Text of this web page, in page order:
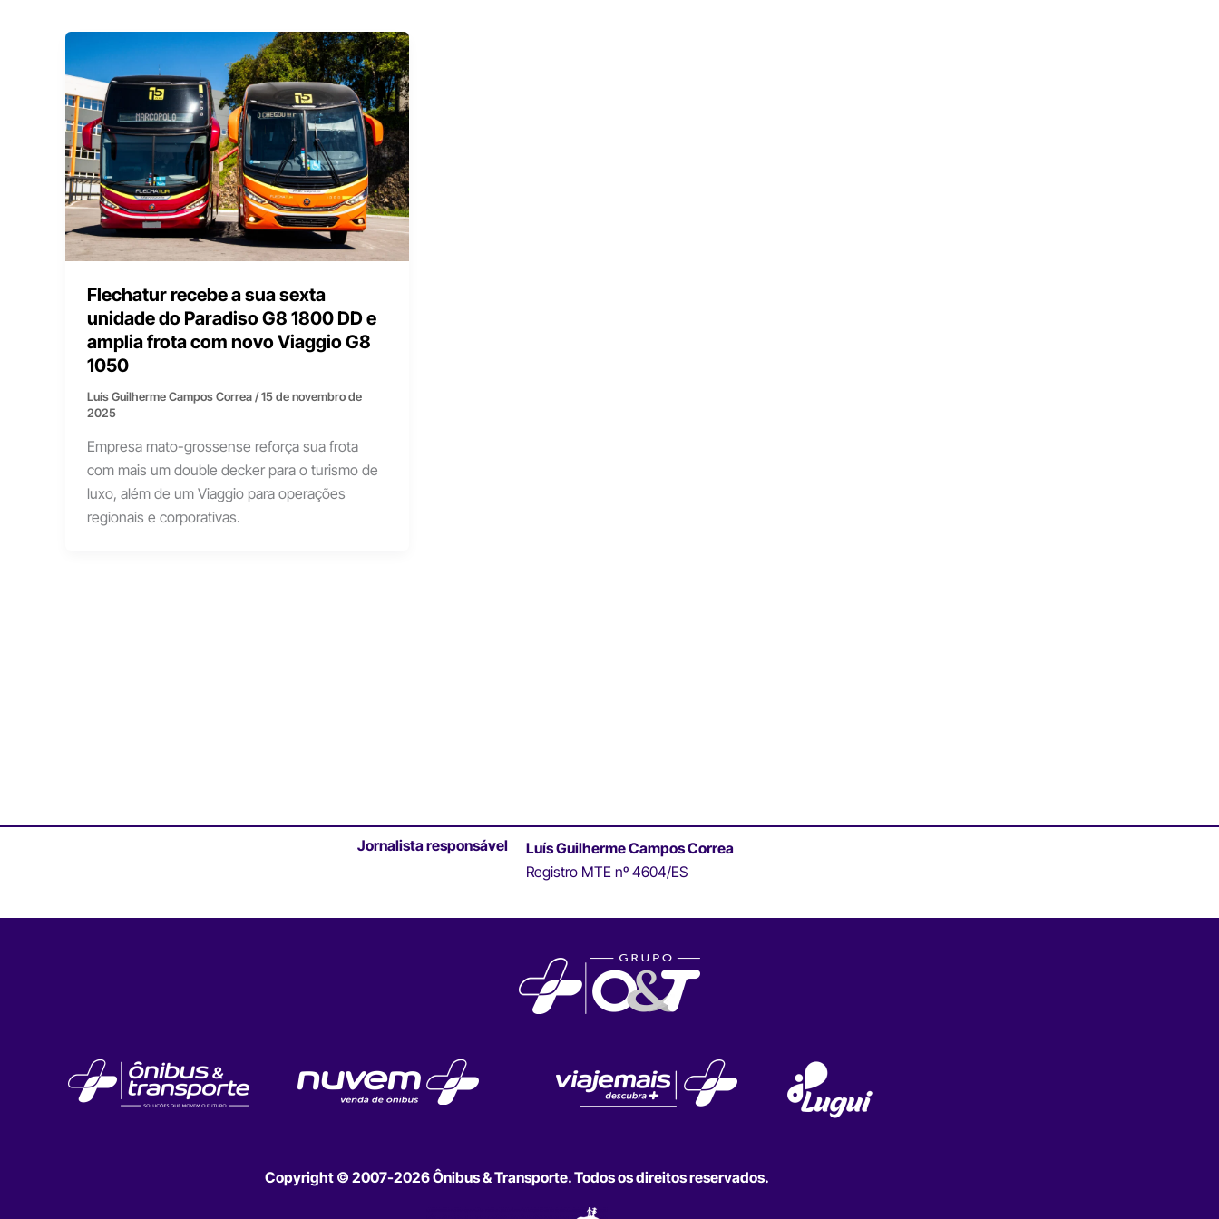
Flechatur recebe a sua sexta
unidade do Paradiso G8 1800 DD e
amplia frota com novo Viaggio G8
1050
Luís Guilherme Campos Correa/15 de novembro de
2025
Empresa mato-grossense reforça sua frota
com mais um double decker para o turismo de
luxo, além de um Viaggio para operações
regionais e corporativas.
Jornalista responsável
Luís Guilherme Campos Correa
Registro MTE nº 4604/ES
Copyright © 2007-2026 Ônibus & Transporte. Todos os direitos reservados.